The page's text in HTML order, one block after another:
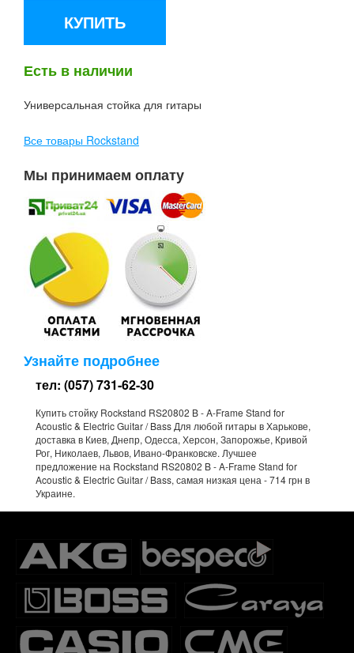
КУПИТЬ
Есть в наличии
Универсальная стойка для гитары
Все товары Rockstand
Мы принимаем оплату
Узнайте подробнее
тел: (057) 731-62-30
Купить стойку Rockstand RS20802 B - A-Frame Stand for
Acoustic & Electric Guitar / Bass Для любой гитары в Харькове,
доставка в Киев, Днепр, Одесса, Херсон, Запорожье, Кривой
Рог, Николаев, Львов, Ивано-Франковске. Лучшее
предложение на Rockstand RS20802 B - A-Frame Stand for
Acoustic & Electric Guitar / Bass, самая низкая цена - 714 грн в
Украине.